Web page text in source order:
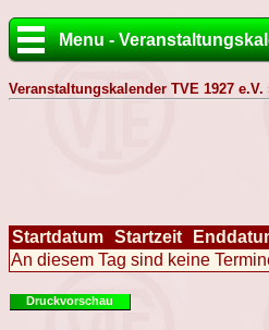
Menu -
Veranstaltungskalender TVE 1927 e.V.
Startdatum Startzeit
An diesem Tag sind keine
Druckvorschau